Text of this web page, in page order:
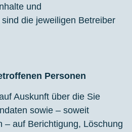
und
die jeweiligen Betreiber
Personen
Auskunft über die Sie
sowie – soweit
– auf Berichtigung, Löschung